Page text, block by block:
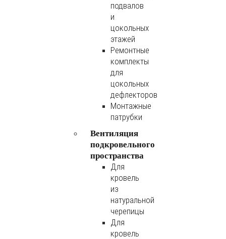
подвалов
и
цокольных
этажей
Ремонтные
комплекты
для
цокольных
дефлекторов
Монтажные
патрубки
Вентиляция
подкровельного
пространства
Для
кровель
из
натуральной
черепицы
Для
кровель